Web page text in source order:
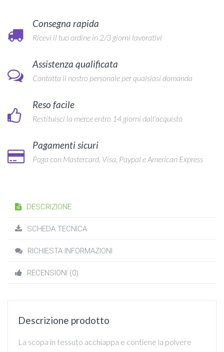
Consegna rapida
Ricevi il tuo ordine in 2/3 giorni lavorativi
Assistenza qualificata
Contatta il nostro personale per qualsiasi domanda
Reso facile
Restituisci la merce entro 14 giorni dall'acquisto
Pagamenti sicuri
Paga con Mastercard, Visa, Paypal e American Express
DESCRIZIONE
SCHEDA TECNICA
RICHIESTA INFORMAZIONI
RECENSIONI (0)
Descrizione prodotto
La scopa in tessuto acchiappa e contiene la polvere